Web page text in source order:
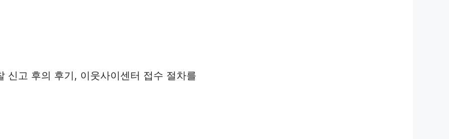
신고 후의 후기, 이웃사이센터 접수 절차를